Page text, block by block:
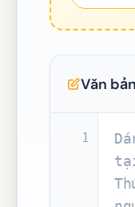
Văn
1